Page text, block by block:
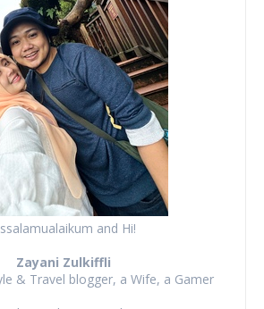
and Hi!
Zayani Zulkiffli
& Travel blogger, a Wife, a Gamer